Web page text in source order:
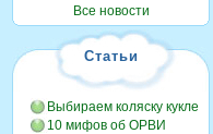
Все новости
Статьи
Выбираем коляску кукле
10 мифов об ОРВИ